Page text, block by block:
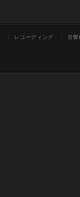
レコーディング 音響